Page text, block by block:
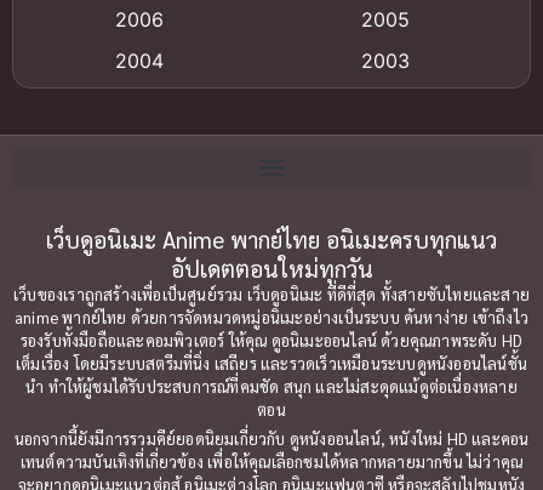
Big tits (นมใหญ่)
Bitch (ผู้หญิงร่าน)
Bondage (ทาส)(1)
Censored (เซ็นเซอร์)(19)
Comedy (ตลก)(79)
Comedy ตลก
Comic Book การ์ตูน(1)
2006
2005
2004
2003
2000
1999
1996
1990
1989
1988
1987
1985
1984
1983
1982
1981
1980
1979
เว็บดูอนิเมะ Anime พากย์ไทย อนิเมะครบทุกแนว
อัปเดตตอนใหม่ทุกวัน
เว็บของเราถูกสร้างเพื่อเป็นศูนย์รวม เว็บดูอนิเมะ ที่ดีที่สุด ทั้งสายซับไทยและสาย
anime พากย์ไทย ด้วยการจัดหมวดหมู่อนิเมะอย่างเป็นระบบ ค้นหาง่าย เข้าถึงไว
รองรับทั้งมือถือและคอมพิวเตอร์ ให้คุณ ดูอนิเมะออนไลน์ ด้วยคุณภาพระดับ HD
เต็มเรื่อง โดยมีระบบสตรีมที่นิ่ง เสถียร และรวดเร็วเหมือนระบบดูหนังออนไลน์ชั้น
นำ ทำให้ผู้ชมได้รับประสบการณ์ที่คมชัด สนุก และไม่สะดุดแม้ดูต่อเนื่องหลาย
ตอน
นอกจากนี้ยังมีการรวมคีย์ยอดนิยมเกี่ยวกับ ดูหนังออนไลน์, หนังใหม่ HD และคอน
เทนต์ความบันเทิงที่เกี่ยวข้อง เพื่อให้คุณเลือกชมได้หลากหลายมากขึ้น ไม่ว่าคุณ
จะอยากดูอนิเมะแนวต่อสู้ อนิเมะต่างโลก อนิเมะแฟนตาซี หรือจะสลับไปชมหนัง